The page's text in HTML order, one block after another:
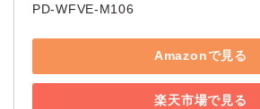
PD-WFVE-M106
Amazonで見る
楽天市場で見る